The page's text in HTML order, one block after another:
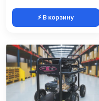
⚡ В корзину